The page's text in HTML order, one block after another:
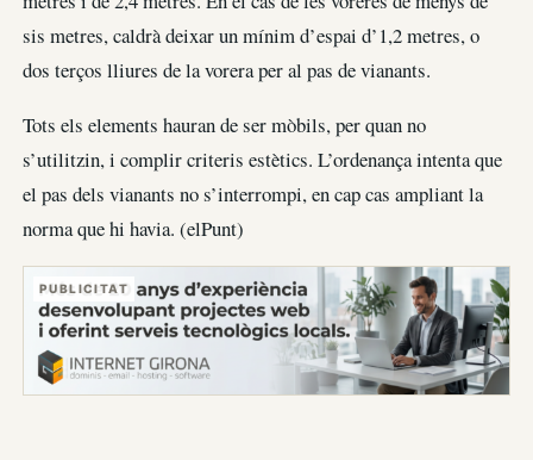
sis metres, caldrà deixar un mínim d’espai d’1,2 metres, o
dos terços lliures de la vorera per al pas de vianants.
Tots els elements hauran de ser mòbils, per quan no
s’utilitzin, i complir criteris estètics. L’ordenança intenta que
el pas dels vianants no s’interrompi, en cap cas ampliant la
norma que hi havia. (elPunt)
PUBLICITAT